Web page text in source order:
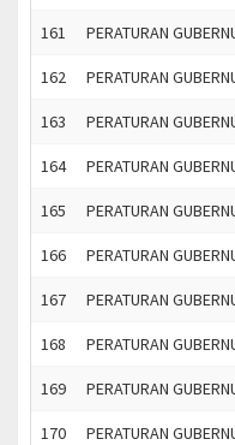
161 PERATURAN
162 PERATURAN
163 PERATURAN
164 PERATURAN
165 PERATURAN
166 PERATURAN
167 PERATURAN
168 PERATURAN
169 PERATURAN
170 PERATURAN